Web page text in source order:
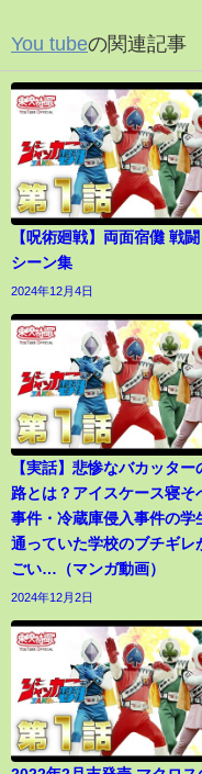
You tubeの関連記事
【呪術廻戦】両面宿儺 戦
シーン集
2024年12月4日
【実話】悲惨なバカッター
路とは？アイスケース寝そ
事件・冷蔵庫侵入事件の学
通っていた学校のブチギレ
ごい…（マンガ動画）
2024年12月2日